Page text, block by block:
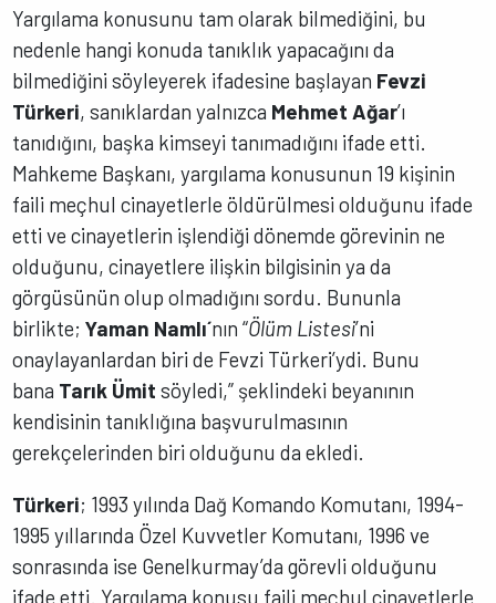
Yargılama konusunu tam olarak bilmediğini, bu
nedenle hangi konuda tanıklık yapacağını da
bilmediğini söyleyerek ifadesine başlayan Fevzi
Türkeri, sanıklardan yalnızca Mehmet Ağar’ı
tanıdığını, başka kimseyi tanımadığını ifade etti.
Mahkeme Başkanı, yargılama konusunun 19 kişinin
faili meçhul cinayetlerle öldürülmesi olduğunu ifade
etti ve cinayetlerin işlendiği dönemde görevinin ne
olduğunu, cinayetlere ilişkin bilgisinin ya da
görgüsünün olup olmadığını sordu. Bununla
birlikte;Yaman Namlı´nın “Ölüm Listesi’ni
onaylayanlardan biri de Fevzi Türkeri’ydi. Bunu
bana Tarık Ümit söyledi,” şeklindeki beyanının
kendisinin tanıklığına başvurulmasının
gerekçelerinden biri olduğunu da ekledi.
Türkeri; 1993 yılında Dağ Komando Komutanı, 1994-
1995 yıllarında Özel Kuvvetler Komutanı, 1996 ve
sonrasında ise Genelkurmay’da görevli olduğunu
ifade etti. Yargılama konusu faili meçhul cinayetlerle